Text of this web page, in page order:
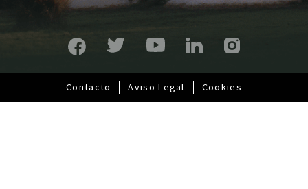
p
a
l
Pie
Contacto Aviso Legal Cookies